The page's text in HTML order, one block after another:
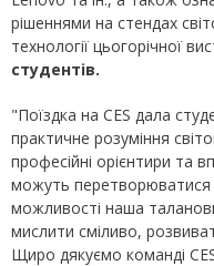
рішеннями на стендах
технології цьогорічної
студентів.
"Поїздка на CES дала
практичне розуміння
професійні орієнтири та
можуть перетворюватися
можливості наша
мислити сміливо,
Щиро дякуємо команді